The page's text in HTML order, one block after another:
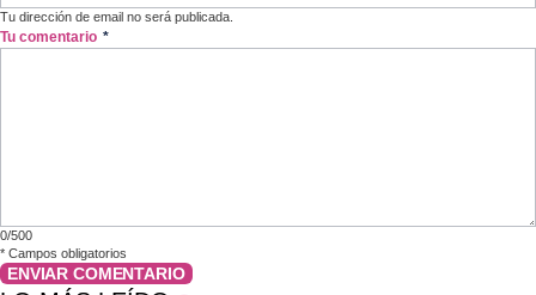
Tu dirección de email no será publicada.
Tu comentario *
0/500
* Campos obligatorios
ENVIAR COMENTARIO